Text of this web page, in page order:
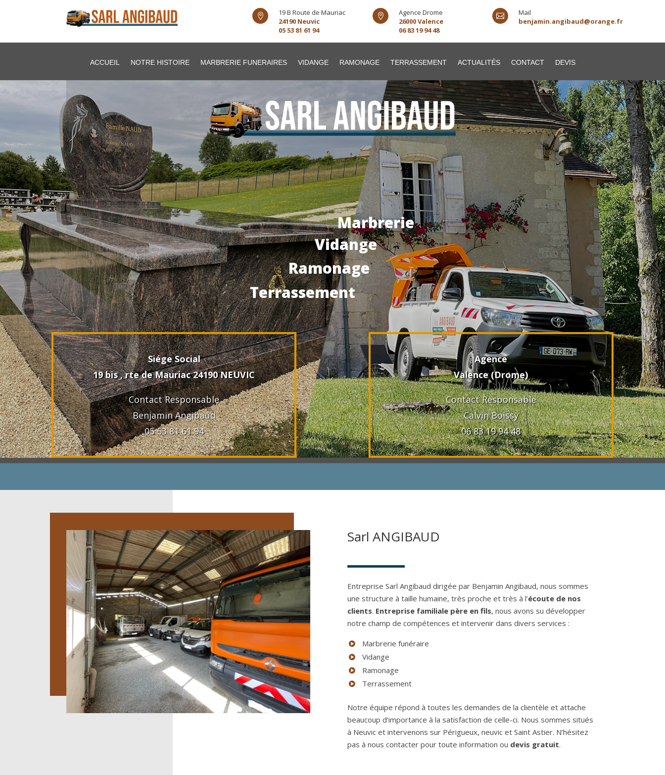

19 B Route de Mauriac
24190 Neuvic
05 53 81 61 94

Agence Drome
26000 Valence
06 83 19 94 48

Mail
benjamin.angibaud@orange.fr
ACCUEIL NOTRE HISTOIRE MARBRERIE FUNERAIRES VIDANGE RAMONAGE TERRASSEMENT ACTUALITÉS CONTACT DEVIS
Marbrerie
Vidange
Ramonage
Terrassement
Siége Social
19 bis , rte de Mauriac 24190 NEUVIC
Contact Responsable
Benjamin Angibaud
05 53 81 61 94
Agence
Valence (Drome)
Contact Responsable
Calvin Boissy
06 83 19 94 48
Sarl ANGIBAUD
Entreprise Sarl Angibaud dirigée par Benjamin Angibaud, nous sommes
une structure à taille humaine, très proche et très à l’écoute de nos
clients. Entreprise familiale père en fils, nous avons su développer
notre champ de compétences et intervenir dans divers services :
Marbrerie funéraire
Vidange
Ramonage
Terrassement
Notre équipe répond à toutes les demandes de la clientèle et attache
beaucoup d’importance à la satisfaction de celle-ci. Nous sommes situés
à Neuvic et intervenons sur Périgueux, neuvic et Saint Astier. N’hésitez
pas à nous contacter pour toute information ou devis gratuit.